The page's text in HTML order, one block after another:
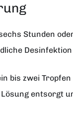
Stunden
zwei
entsorgt